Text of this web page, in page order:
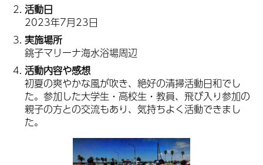
活動日
2023年7月23日
実施場所
銚子マリーナ海水浴場周辺
活動内容や感想
初夏の爽やかな風が吹き、絶好の清掃活動日和でし
た。参加した大学生・高校生・教員、飛び入り参加の
親子の方との交流もあり、気持ちよく活動できまし
た。